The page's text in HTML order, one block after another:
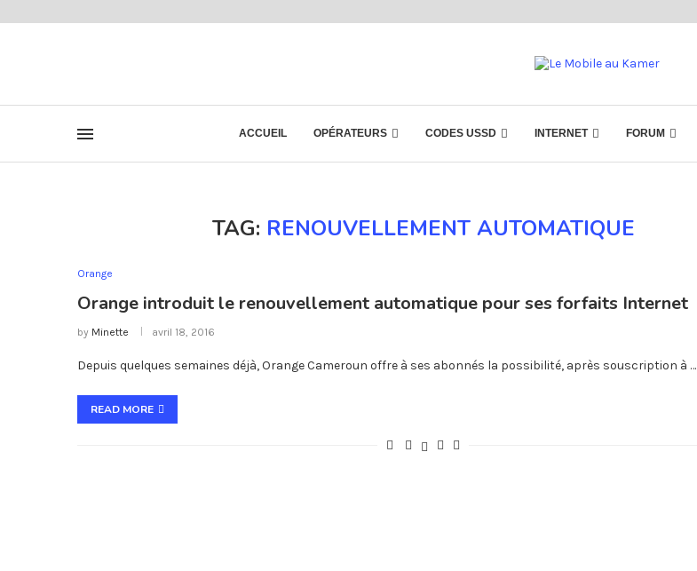
ACCUEIL OPÉRATEURS CODES USSD INTERNET FORUM
TAG: RENOUVELLEMENT AUTOMATIQUE
Orange
Orange introduit le renouvellement automatique pour ses forfaits Internet
by Minette avril 18, 2016
Depuis quelques semaines déjà, Orange Cameroun offre à ses abonnés la possibilité, après souscription à …
READ MORE